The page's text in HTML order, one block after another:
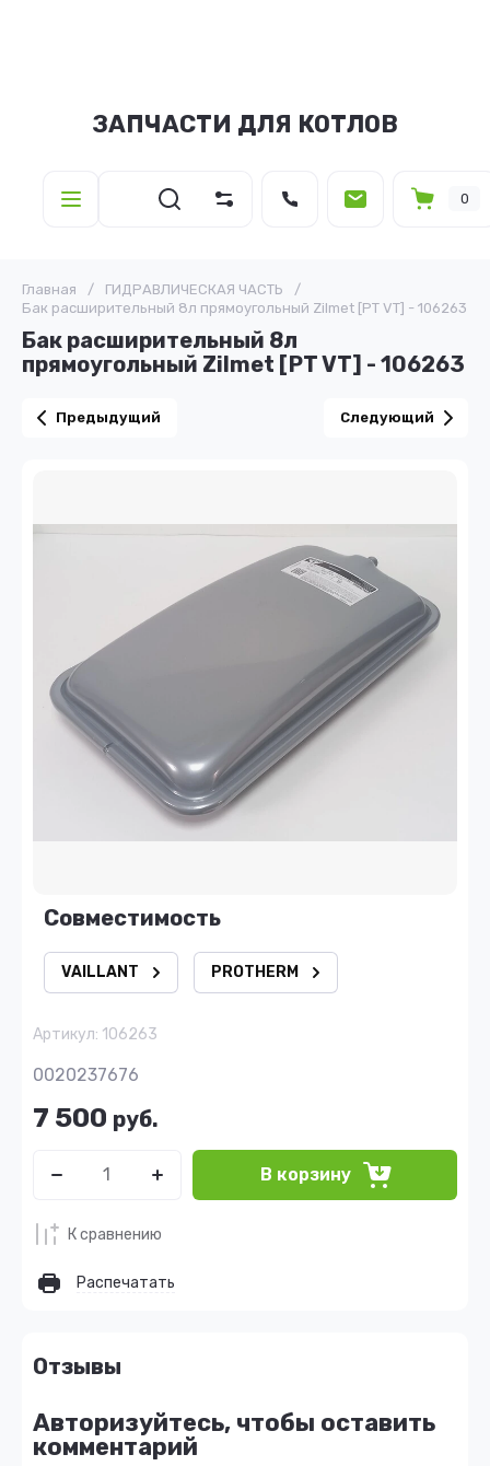
ЗАПЧАСТИ ДЛЯ КОТЛОВ
0
Главная / ГИДРАВЛИЧЕСКАЯ ЧАСТЬ
/
Бак расширительный 8л прямоугольный Zilmet [PT VT] - 106263
Бак расширительный 8л
прямоугольный Zilmet [PT VT] - 106263
Предыдущий Следующий
Совместимость
VAILLANT PROTHERM
Артикул: 106263
0020237676
7 500 руб.
В корзину
К сравнению
Распечатать
Отзывы
Авторизуйтесь, чтобы оставить
комментарий